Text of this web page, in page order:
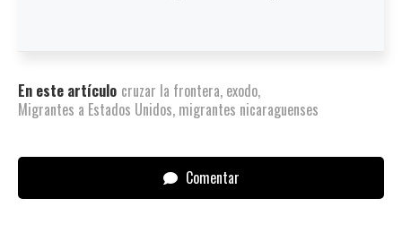
En este artículo cruzar la frontera, exodo,
Migrantes a Estados Unidos, migrantes nicaraguenses
Comentar